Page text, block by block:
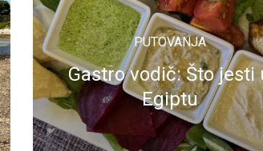
PUTOVANJA
Gastro vodič: Što jesti
Egiptu